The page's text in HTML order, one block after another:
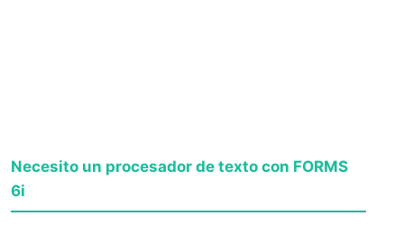
Necesito un procesador de texto con FORMS
6i